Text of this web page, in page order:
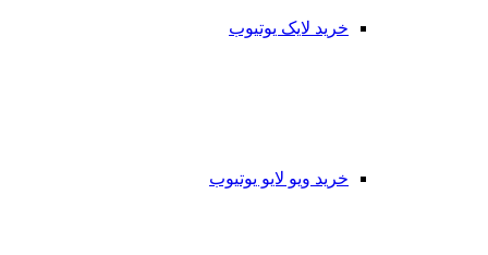
خرید لایک یوتیوب
خرید ویو لایو یوتیوب